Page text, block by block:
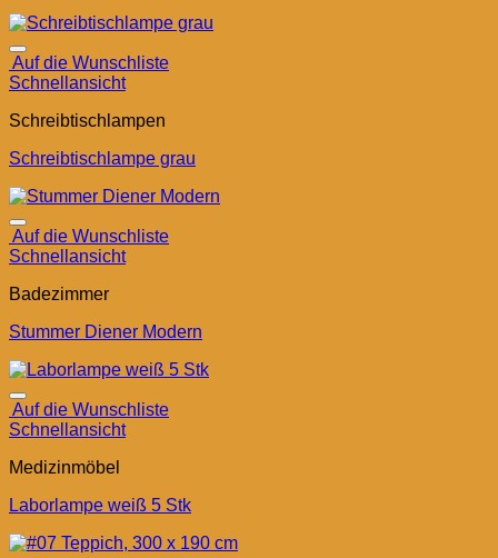
Auf die Wunschliste
Schnellansicht
Schreibtischlampen
Schreibtischlampe grau
Auf die Wunschliste
Schnellansicht
Badezimmer
Stummer Diener Modern
Auf die Wunschliste
Schnellansicht
Medizinmöbel
Laborlampe weiß 5 Stk